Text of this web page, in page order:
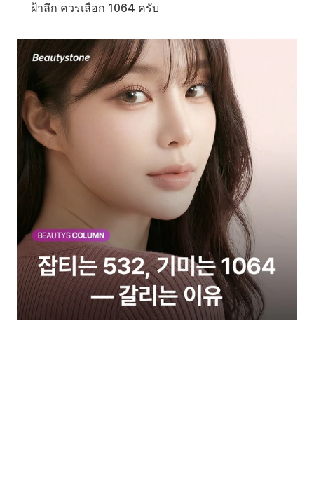
ฝ้าลึก ควรเลือก 1064 ครับ